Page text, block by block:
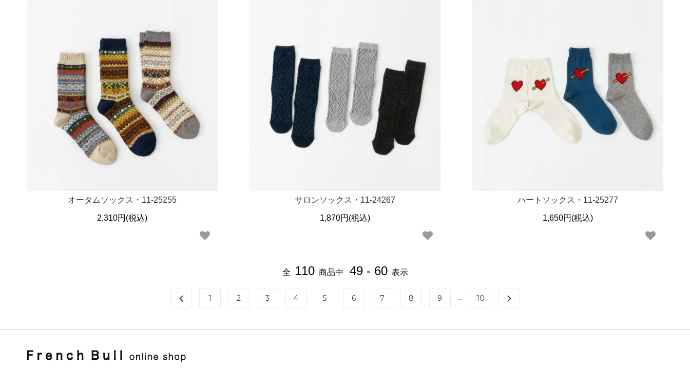
オータムソックス・11-25255
2,310円(税込)
サロンソックス・11-24267
1,870円(税込)
ハートソックス・11-25277
1,650円(税込)
全 110 商品中 49 - 60 表示
1 2 3 4 5 6 7 8 9 ... 10